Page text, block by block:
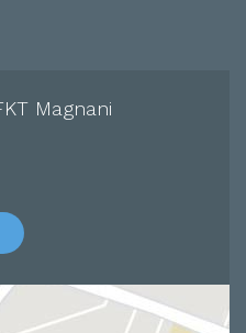
Magnani